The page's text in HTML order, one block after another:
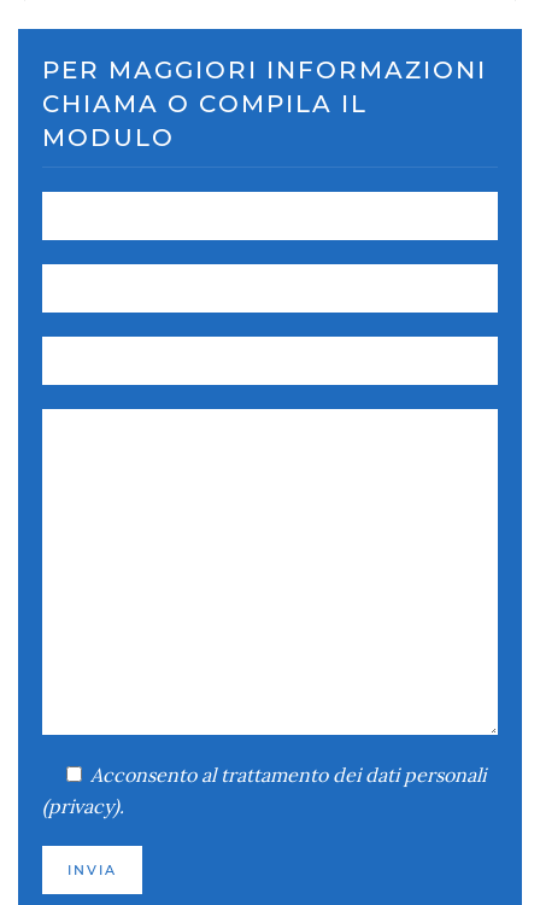
PER MAGGIORI INFORMAZIONI
CHIAMA O COMPILA IL
MODULO
Acconsentoal trattamento dei dati personali
(privacy).